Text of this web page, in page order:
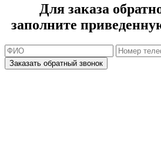
Для заказа
заполните